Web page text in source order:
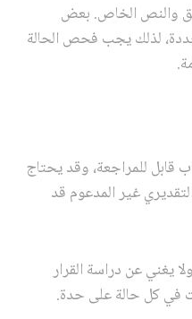
والنص الخاص. بعض
لذلك يجب فحص الحالة
للمراجعة، وقد يحتاج
غير المدعوم قد
يغني عن دراسة القرار
في كل حالة على حدة.